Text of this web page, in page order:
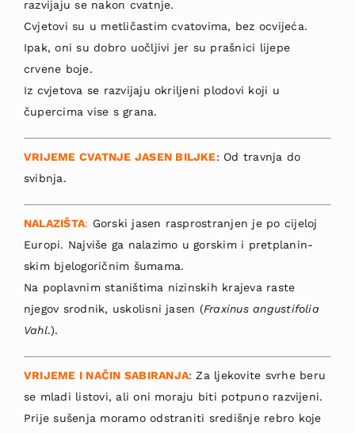
razvijaju se nakon cvatnje.
Cvjetovi su u metličastim cvatovima, bez ocvijeća.
Ipak, oni su dobro uočljivi jer su prašnici lijepe
crvene boje.
Iz cvjetova se razvijaju okriljeni plodovi koji u
čupercima vise s grana.
VRIJEME CVAT­NJE JASEN BILJKE: Od travnja do
svibnja.
NALAZIŠTA: Gorski jasen rasprostranjen je po cijeloj
Euro­pi. Najviše ga nalazimo u gorskim i pretplanin­
skim bjelogoričnim šumama.
Na poplavnim staništima nizinskih krajeva raste
njegov srod­nik, uskolisni jasen (Fraxinus angustifolia
Vahl.).
VRIJEME I NAČIN SABIRANJA: Za ljekovite svrhe beru
se mladi listovi, ali oni moraju biti potpuno razvijeni.
Prije sušenja moramo odstraniti središnje rebro koje